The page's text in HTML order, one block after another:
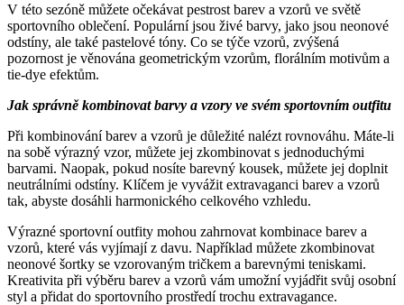
V této sezóně můžete očekávat pestrost barev a vzorů ve světě
sportovního oblečení. Populární jsou živé barvy, jako jsou neonové
odstíny, ale také pastelové tóny. Co se týče vzorů, zvýšená
pozornost je věnována geometrickým vzorům, florálním motivům a
tie-dye efektům.
Jak správně kombinovat barvy a vzory ve svém sportovním outfitu
Při kombinování barev a vzorů je důležité nalézt rovnováhu. Máte-li
na sobě výrazný vzor, ​​můžete jej zkombinovat s jednoduchými
barvami. Naopak, pokud nosíte barevný kousek, můžete jej doplnit
neutrálními odstíny. Klíčem je vyvážit extravaganci barev a vzorů
tak, abyste dosáhli harmonického celkového vzhledu.
Výrazné sportovní outfity mohou zahrnovat kombinace barev a
vzorů, které vás vyjímají z davu. Například můžete zkombinovat
neonové šortky se vzorovaným tričkem a barevnými teniskami.
Kreativita při výběru barev a vzorů vám umožní vyjádřit svůj osobní
styl a přidat do sportovního prostředí trochu extravagance.